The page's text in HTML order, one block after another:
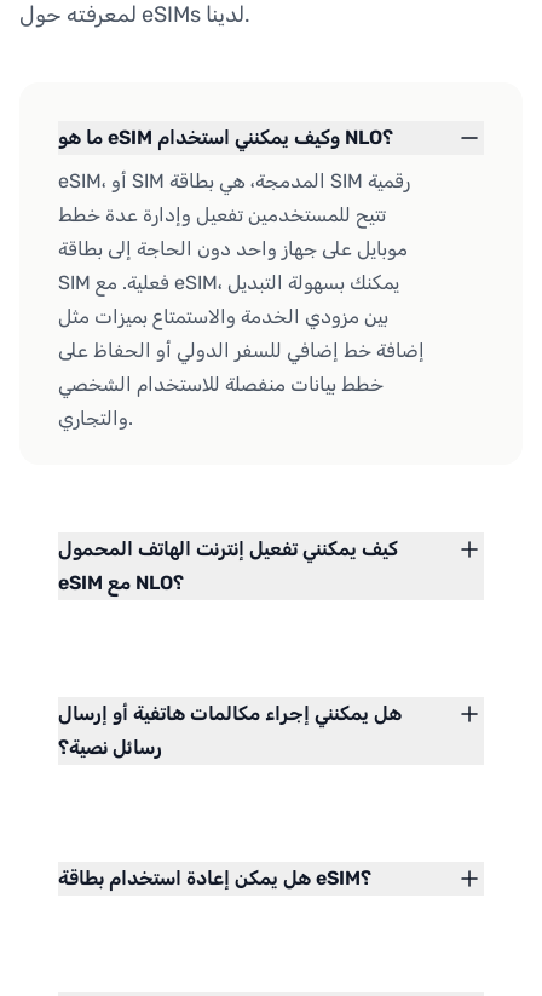
لمعرفته حول eSIMs لدينا.
ما هو eSIM وكيف يمكنني استخدام NLO؟
eSIM، أو SIM المدمجة، هي بطاقة SIM رقمية
تتيح للمستخدمين تفعيل وإدارة عدة خطط
موبايل على جهاز واحد دون الحاجة إلى بطاقة
SIM فعلية. مع eSIM، يمكنك بسهولة التبديل
بين مزودي الخدمة والاستمتاع بميزات مثل
إضافة خط إضافي للسفر الدولي أو الحفاظ على
خطط بيانات منفصلة للاستخدام الشخصي
والتجاري.
كيف يمكنني تفعيل إنترنت الهاتف المحمول
eSIM مع NLO؟
هل يمكنني إجراء مكالمات هاتفية أو إرسال
رسائل نصية؟
هل يمكن إعادة استخدام بطاقة eSIM؟